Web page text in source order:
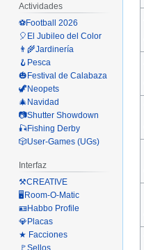
Actividades
⚽Football 2026
🎈El Jubileo del Color
👨‍🌾Jardinería
🪝Pesca
🎃Festival de Calabaza
🦖Neopets
🎄Navidad
📷Shutter Showdown
🎣Fishing Derby
🎲User-Games (UGs)
Interfaz
⚒️CREATIVE
🖥️Room-O-Matic
🪪Habbo Profile
💎Placas
★ Facciones
🚩Sellos